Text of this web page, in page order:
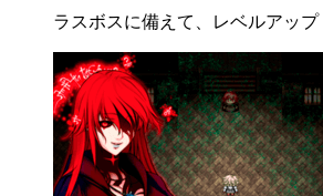
ラスボスに備えて、レベルアップ